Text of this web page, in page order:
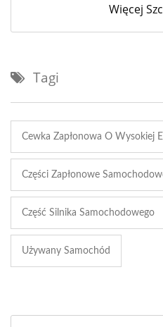
Więcej
Tagi
Cewka Zapłonowa O Wysokiej
Części Zapłonowe
Część Silnika Samochodowego
Używany Samochód